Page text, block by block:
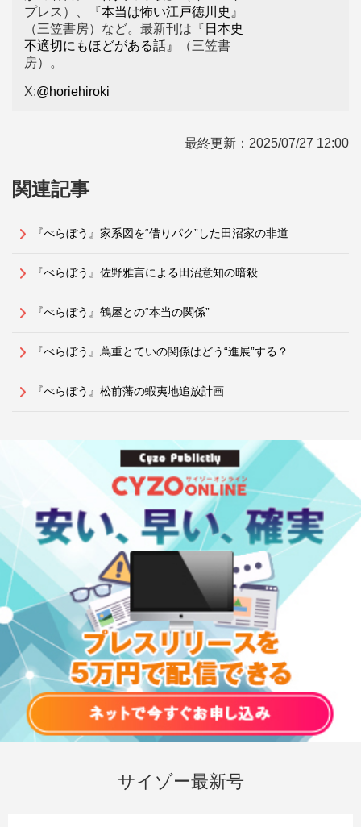
プレス）、
『本当は怖い江戸徳川史』
（三笠書房）など。最新刊は 『日本史
不適切にもほどがある話』
（三笠書
房）。
X:@horiehiroki
最終更新： 2025/07/27 12:00
関連記事
『べらぼう』家系図を“借りパク”した田沼家の非道
『べらぼう』佐野雅言による田沼意知の暗殺
『べらぼう』鶴屋との“本当の関係”
『べらぼう』蔦重とていの関係はどう“進展”する？
『べらぼう』松前藩の蝦夷地追放計画
サイゾー最新号